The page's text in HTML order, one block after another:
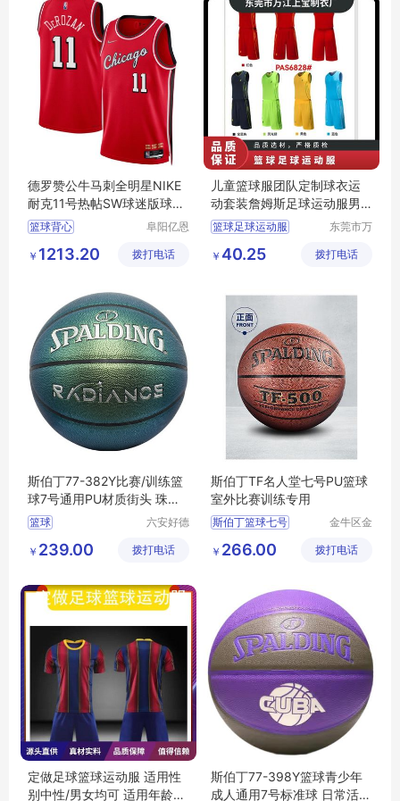
德罗赞公牛马刺全明星NIKE
耐克11号热帖SW球迷版球衣
篮球背心
篮球背心
篮球背心厂家直销
阜阳亿恩
有限公司
￥ 1213.20 拨打电话
儿童篮球服团队定制球衣运
动套装詹姆斯足球运动服男
女儿童套装夏
篮球足球运动服
东莞市万
衣厂
￥ 40.25 拨打电话
斯伯丁77-382Y比赛/训练篮
球7号通用PU材质街头 珠光
绿
篮球
六安好德
公司
￥ 239.00 拨打电话
斯伯丁TF名人堂七号PU篮球
室外比赛训练专用
斯伯丁篮球七号
成人学生室外比赛篮球
金牛区金
品销售部
￥ 266.00 拨打电话
定做足球篮球运动服 适用性
别中性/男女均可 适用年龄段
斯伯丁77-398Y篮球青少年
成人通用7号标准球 日常活动